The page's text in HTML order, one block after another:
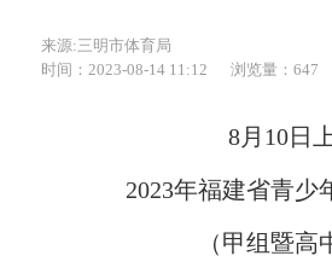
来源:三明市体育局
时间：2023-08-14 11:12
浏览量：647
8月10日
2023年福建省青少
（甲组暨高中